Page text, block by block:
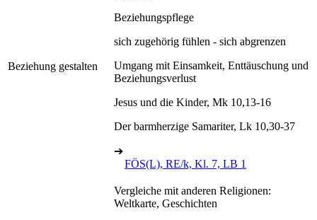
Beziehung gestalten
Beziehungspflege
sich zugehörig fühlen - sich abgrenzen
Umgang mit Einsamkeit, Enttäuschung und
Beziehungsverlust
Jesus und die Kinder, Mk 10,13-16
Der barmherzige Samariter, Lk 10,30-37
➔
FÖS(L), RE/k, Kl. 7, LB 1
Vergleiche mit anderen Religionen:
Weltkarte, Geschichten